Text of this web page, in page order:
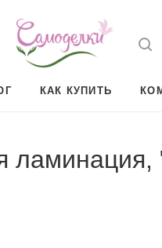
КАК КУПИТЬ